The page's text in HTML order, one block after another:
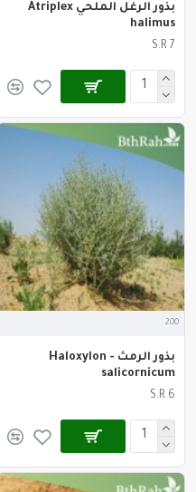
بذور الرغل الملحي Atriplex
halimus
S.R 7
200
بذور الرمث - Haloxylon
salicornicum
S.R 6